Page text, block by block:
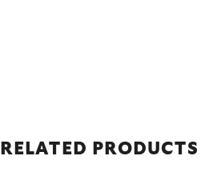
RELATED PRODUCTS